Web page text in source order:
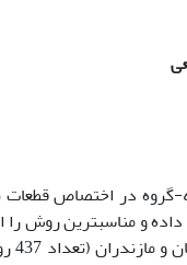
در اختصاص قطعات
و مناسب­ترین روش را